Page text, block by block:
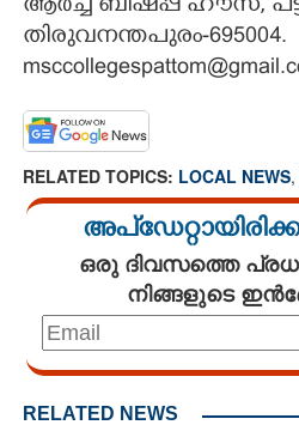
ആർച്ച് ബിഷപ്പ് ഹൗസ്,
തിരുവനന്തപുരം-695004.
RELATED TOPICS: LOCAL NEWS,
ഒരു ദിവസത്തെ
നിങ്ങളുടെ
RELATED NEWS